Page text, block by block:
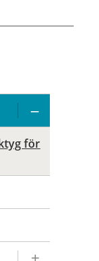
för